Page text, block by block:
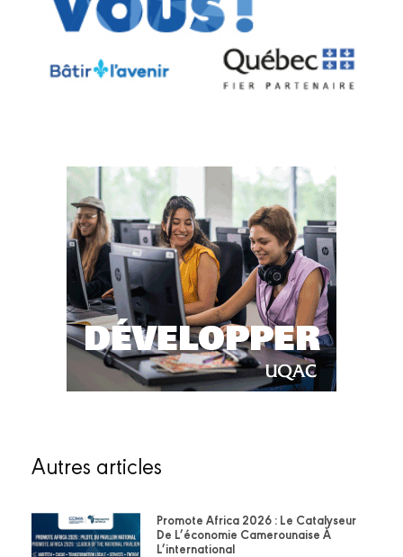
Autres articles
Promote Africa 2026 : Le Catalyseur
De L’économie Camerounaise À
L’international